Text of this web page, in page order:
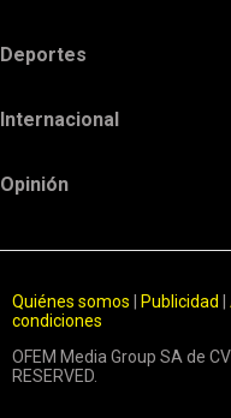
Deportes
Internacional
Opinión
Quiénes somos Publicidad
condiciones
OFEM Media Group SA de
RESERVED.